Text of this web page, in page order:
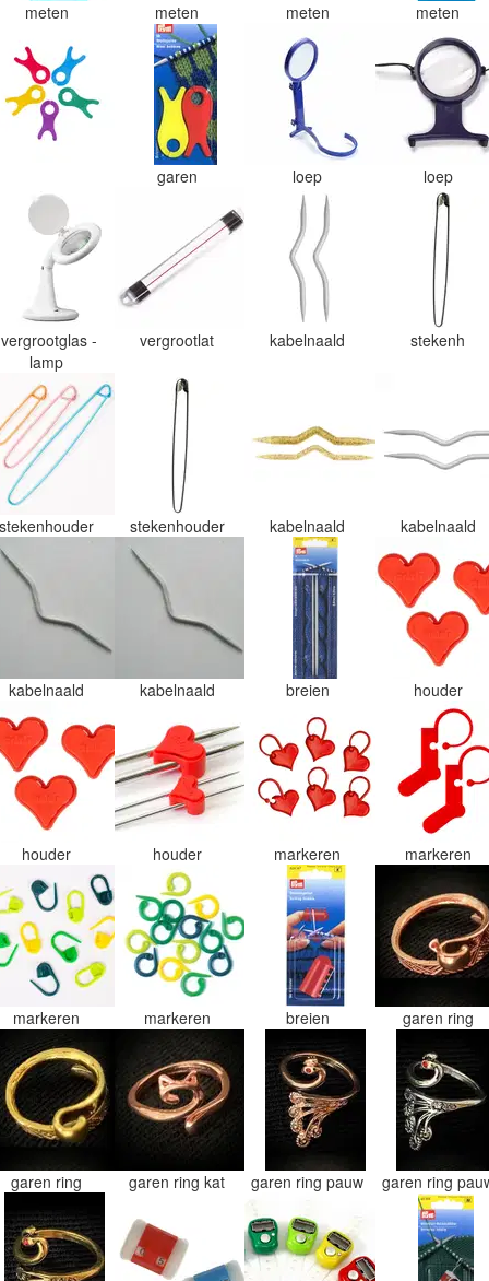
meten meten meten meten
garen loep loep
vergrootglas -
lamp
vergrootlat kabelnaald stekenh
stekenhouder stekenhouder kabelnaald kabelnaald
kabelnaald kabelnaald breien houder
houder houder markeren markeren
markeren markeren breien garen ring
garen ring garen ring kat garen ring pauw garen ring